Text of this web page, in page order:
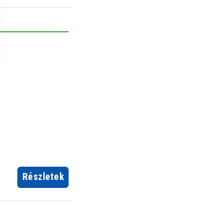
Részletek